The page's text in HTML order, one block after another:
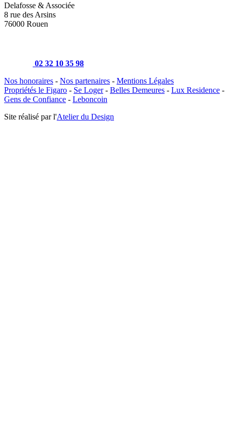
Delafosse & Associée
8 rue des Arsins
76000 Rouen
02 32 10 35 98
Nos honoraires - Nos partenaires - Mentions Légales
Propriétés le Figaro - Se Loger- Belles Demeures - Lux Residence -
Gens de Confiance - Leboncoin
Site réalisé par l'Atelier du Design